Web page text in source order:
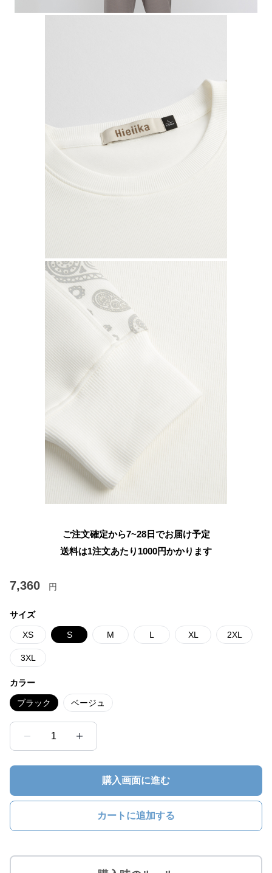
ご注文確定から7~28日でお届け予定
送料は1注文あたり 1000円かかります
7,360 円
サイズ
XS S M L XL 2XL
3XL
カラー
ブラック ベージュ
1
購入画面に進む
カートに追加する